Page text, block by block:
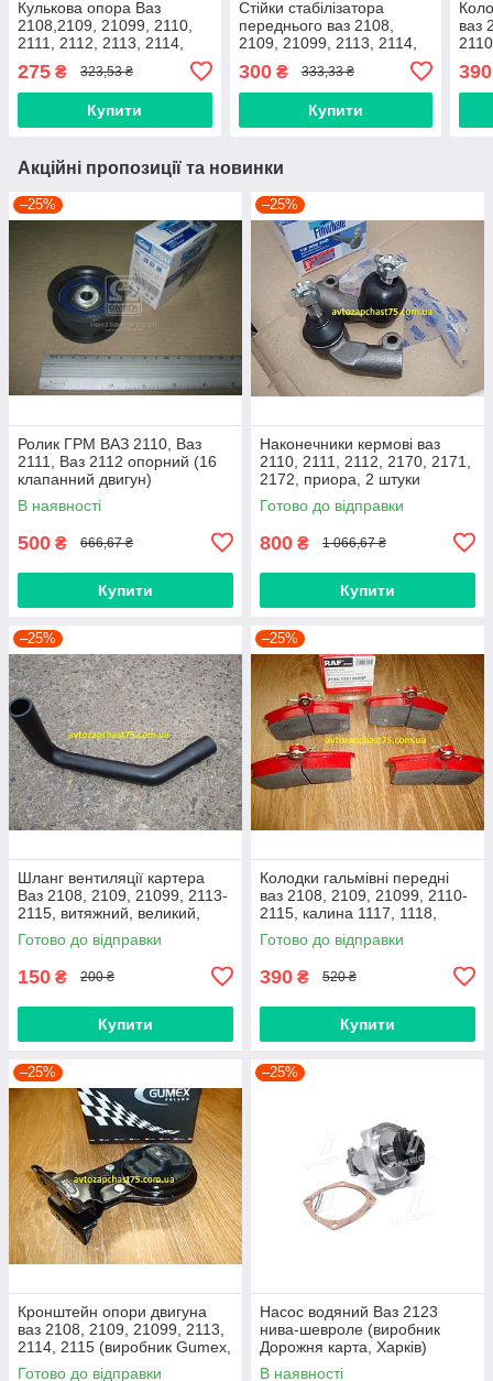
Кулькова опора Ваз
2108,2109, 21099, 2110,
2111, 2112, 2113, 2114,
2170, 2171, 2172 ASR,
Україна
275 ₴ 323,53 ₴
Купити
Стійки стабілізатора
переднього ваз 2108,
2109, 21099, 2113, 2114,
штуки (Gumex, Польща)
300₴ 333,33 ₴
Купити
ваз
390
Акційні пропозиції та новинки
–25%
Ролик ГРМ ВАЗ 2110, Ваз
2111, Ваз 2112 опорний (16
клапанний двигун)
В наявності
500 ₴ 666,67 ₴
Купити
–25%
Наконечники кермові ваз
2110, 2111, 2112, 2170, 2171,
2172, приора, 2 штуки
(виробник Finwhale,
Німеччина)
Готово до відправки
800 ₴ 1 066,67 ₴
Купити
–25%
Шланг вентиляції картера
Ваз 2108, 2109, 21099, 2113-
2115, витяжний, великий,
нижній
Готово до відправки
150 ₴ 200 ₴
Купити
–25%
Колодки гальмівні передні
ваз 2108, 2109, 21099, 2110-
2115, калина 1117, 1118,
1119, приора 2170 (Raf,
Латвія)
Готово до відправки
390 ₴ 520 ₴
Купити
–25%
Кронштейн опори двигуна
ваз 2108, 2109, 21099, 2113,
2114, 2115 (виробник Gumex,
Польща)
Готово до відправки
–25%
Насос водяний Ваз 2123
нива-шевроле (виробник
Дорожня карта, Харків)
В наявності